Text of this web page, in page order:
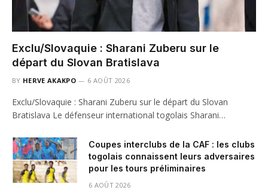
Exclu/Slovaquie : Sharani Zuberu sur le
départ du Slovan Bratislava
BY HERVE AKAKPO 6 AOÛT 2026
Exclu/Slovaquie : Sharani Zuberu sur le départ du Slovan
Bratislava Le défenseur international togolais Sharani…
Coupes interclubs de la CAF : les clubs
togolais connaissent leurs adversaires
pour les tours préliminaires
6 AOÛT 2026